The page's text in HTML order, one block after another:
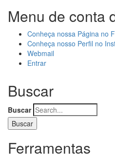
Menu de conta
Conheça nossa Página no
Conheça nosso Perfil no
Webmail
Entrar
Buscar
Buscar
Ferramentas